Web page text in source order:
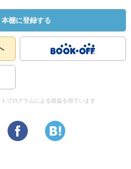
本棚に登録する
プログラムによる収益を得ています